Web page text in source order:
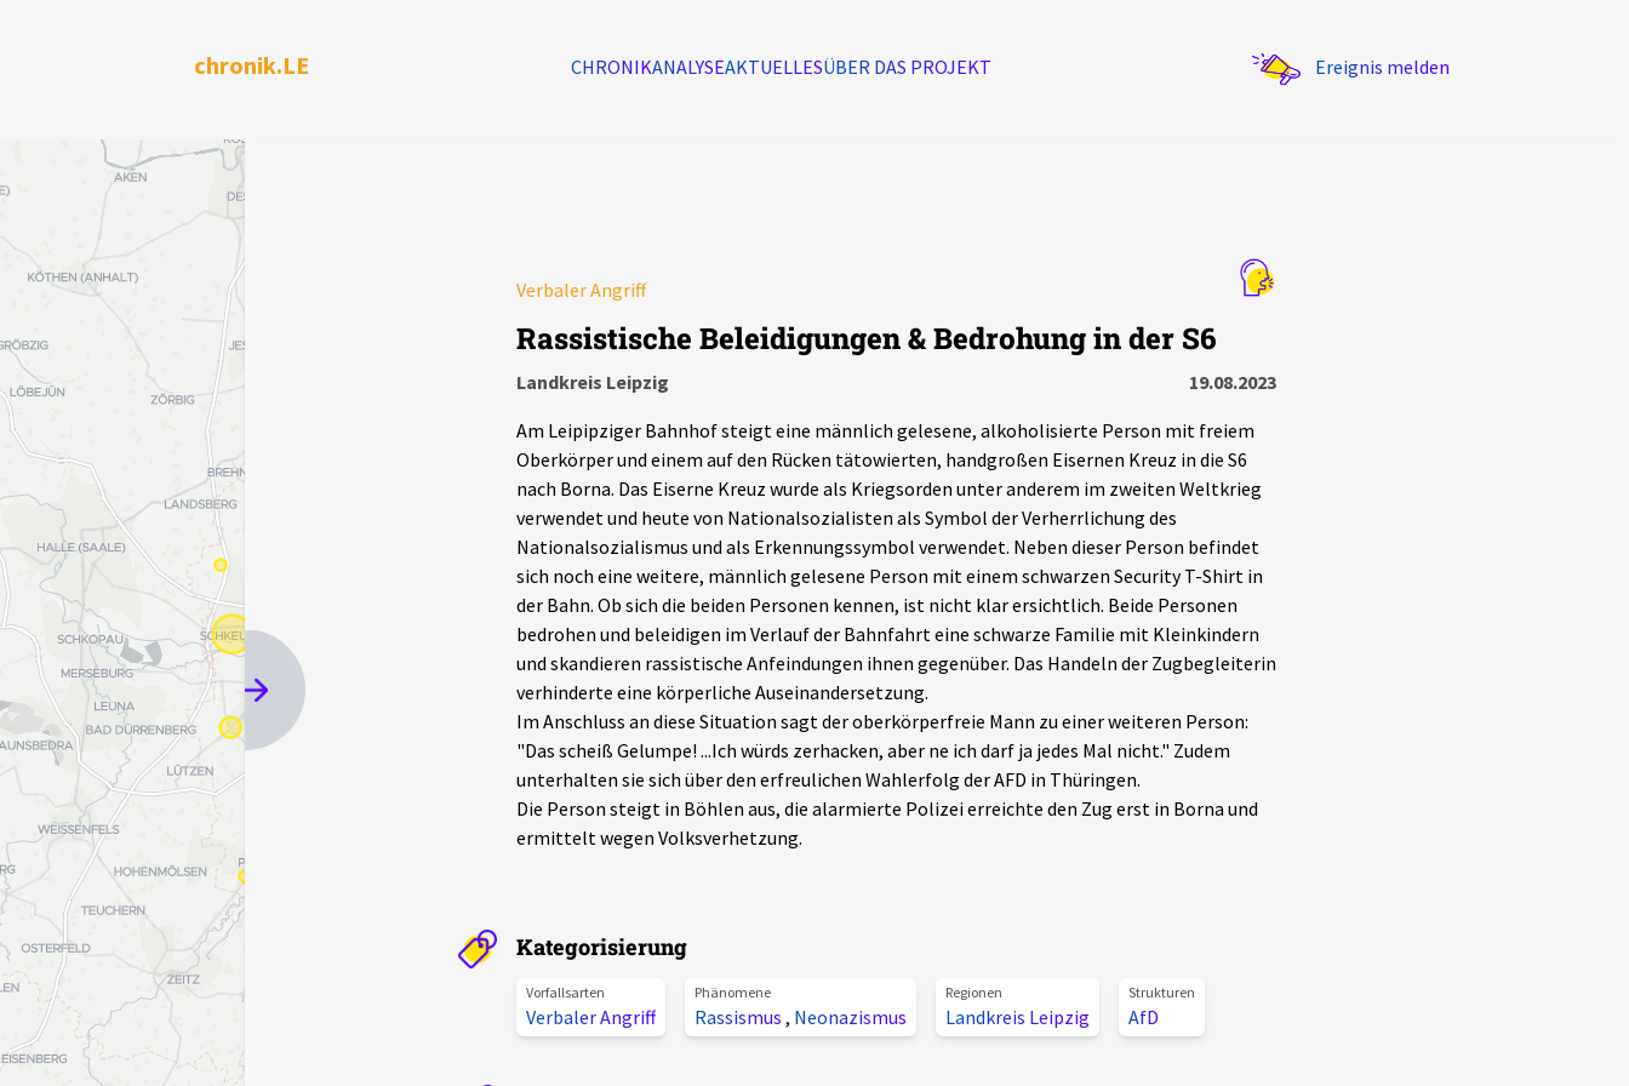
chronik.LE CHRONIKANALYSEAKTUELLESÜBER DAS PROJEKT Ereignis melden
Verbaler Angriff
Rassistische Beleidigungen & Bedrohung in der S6
Landkreis Leipzig
19.08.2023
Am Leipipziger Bahnhof steigt eine männlich gelesene, alkoholisierte Person mit freiem
Oberkörper und einem auf den Rücken tätowierten, handgroßen Eisernen Kreuz in die S6
nach Borna. Das Eiserne Kreuz wurde als Kriegsorden unter anderem im zweiten Weltkrieg
verwendet und heute von Nationalsozialisten als Symbol der Verherrlichung des
Nationalsozialismus und als Erkennungssymbol verwendet. Neben dieser Person befindet
sich noch eine weitere, männlich gelesene Person mit einem schwarzen Security T-Shirt in
der Bahn. Ob sich die beiden Personen kennen, ist nicht klar ersichtlich. Beide Personen
bedrohen und beleidigen im Verlauf der Bahnfahrt eine schwarze Familie mit Kleinkindern
und skandieren rassistische Anfeindungen ihnen gegenüber. Das Handeln der Zugbegleiterin
verhinderte eine körperliche Auseinandersetzung.
Im Anschluss an diese Situation sagt der oberkörperfreie Mann zu einer weiteren Person:
"Das scheiß Gelumpe! ...Ich würds zerhacken, aber ne ich darf ja jedes Mal nicht." Zudem
unterhalten sie sich über den erfreulichen Wahlerfolg der AFD in Thüringen.
Die Person steigt in Böhlen aus, die alarmierte Polizei erreichte den Zug erst in Borna und
ermittelt wegen Volksverhetzung.
Kategorisierung
Vorfallsarten
Verbaler Angriff
Phänomene
Rassismus , Neonazismus
Regionen
Landkreis Leipzig
Strukturen
AfD